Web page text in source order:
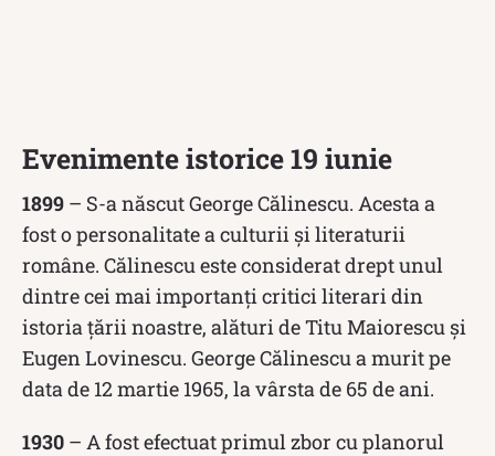
Evenimente istorice 19 iunie
1899 – S-a născut George Călinescu. Acesta a
fost o personalitate a culturii și literaturii
române. Călinescu este considerat drept unul
dintre cei mai importanți critici literari din
istoria țării noastre, alături de Titu Maiorescu și
Eugen Lovinescu. George Călinescu a murit pe
data de 12 martie 1965, la vârsta de 65 de ani.
1930 – A fost efectuat primul zbor cu planorul